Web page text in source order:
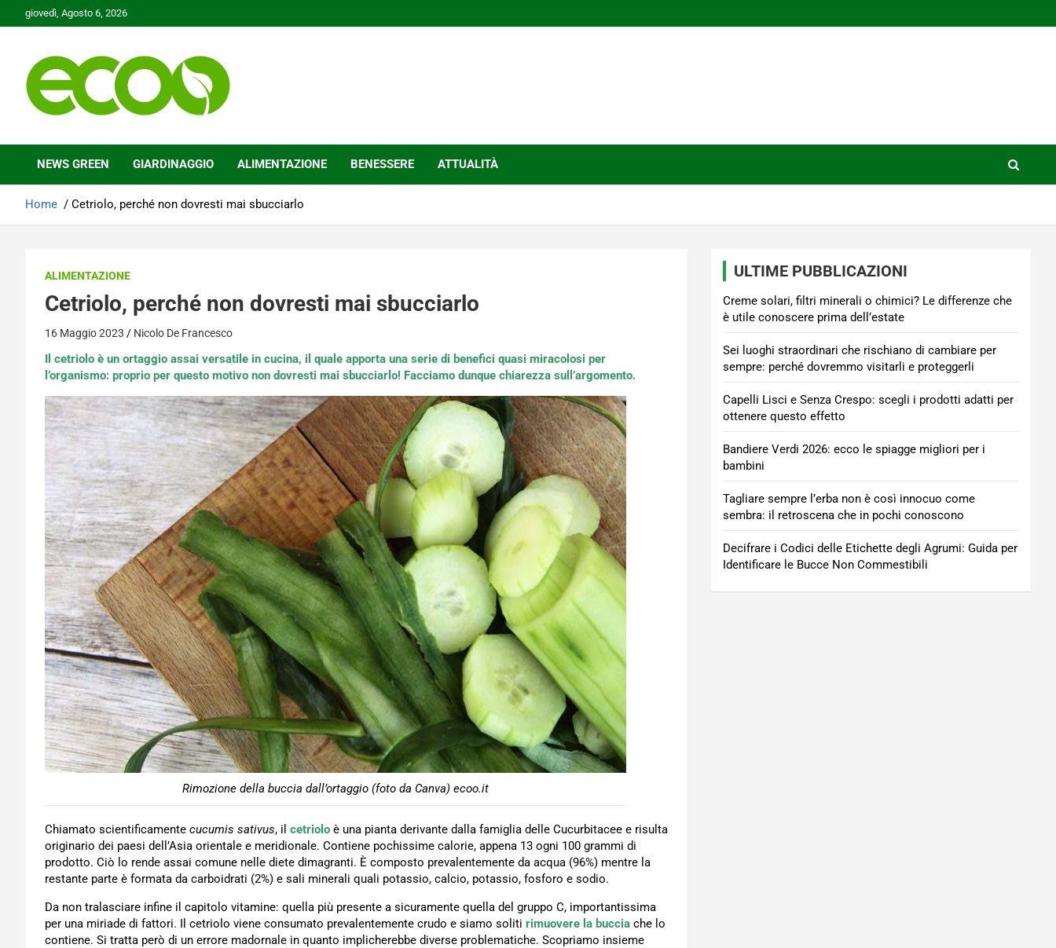
to
giovedì, Agosto 6, 2026
Ecoo.it
NEWS GREEN GIARDINAGGIO ALIMENTAZIONE BENESSERE ATTUALITÀ
Home Cetriolo, perché non dovresti mai sbucciarlo
ALIMENTAZIONE
Cetriolo, perché non dovresti mai sbucciarlo
16 Maggio 2023 Nicolo De Francesco
Il cetriolo è un ortaggio assai versatile in cucina, il quale apporta una serie di benefici quasi miracolosi per
l’organismo: proprio per questo motivo non dovresti mai sbucciarlo! Facciamo dunque chiarezza sull’argomento.
Rimozione della buccia dall’ortaggio (foto da Canva) ecoo.it
Chiamato scientificamente cucumis sativus, il cetriolo è una pianta derivante dalla famiglia delle Cucurbitacee e risulta
originario dei paesi dell’Asia orientale e meridionale. Contiene pochissime calorie, appena 13 ogni 100 grammi di
prodotto. Ciò lo rende assai comune nelle diete dimagranti. È composto prevalentemente da acqua (96%) mentre la
restante parte è formata da carboidrati (2%) e sali minerali quali potassio, calcio, potassio, fosforo e sodio.
Da non tralasciare infine il capitolo vitamine: quella più presente a sicuramente quella del gruppo C, importantissima
per una miriade di fattori. Il cetriolo viene consumato prevalentemente crudo e siamo soliti rimuovere la buccia che lo
contiene. Si tratta però di un errore madornale in quanto implicherebbe diverse problematiche. Scopriamo insieme
ULTIME PUBBLICAZIONI
Creme solari, filtri minerali o chimici? Le differenze che
è utile conoscere prima dell’estate
Sei luoghi straordinari che rischiano di cambiare per
sempre: perché dovremmo visitarli e proteggerli
Capelli Lisci e Senza Crespo: scegli i prodotti adatti per
ottenere questo effetto
Bandiere Verdi 2026: ecco le spiagge migliori per i
bambini
Tagliare sempre l’erba non è così innocuo come
sembra: il retroscena che in pochi conoscono
Decifrare i Codici delle Etichette degli Agrumi: Guida per
Identificare le Bucce Non Commestibili